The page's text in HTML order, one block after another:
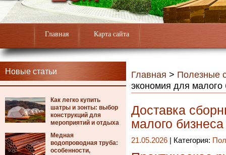
Главная Карта сайта
Новые статьи
Как легко купить
шатры и зонты: выбор
конструкций для
мероприятий и отдыха
Медная
водопроводная труба:
особенности,
Главная > Полезные
экономия для малого
Доставка
малого бизнеса
21.05.2026 | Категория: